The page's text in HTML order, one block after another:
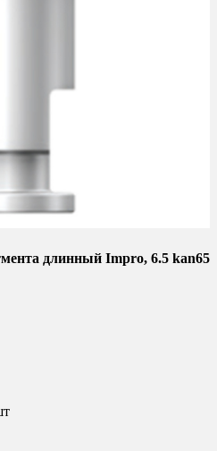
длинный Impro, 6.5 kan65